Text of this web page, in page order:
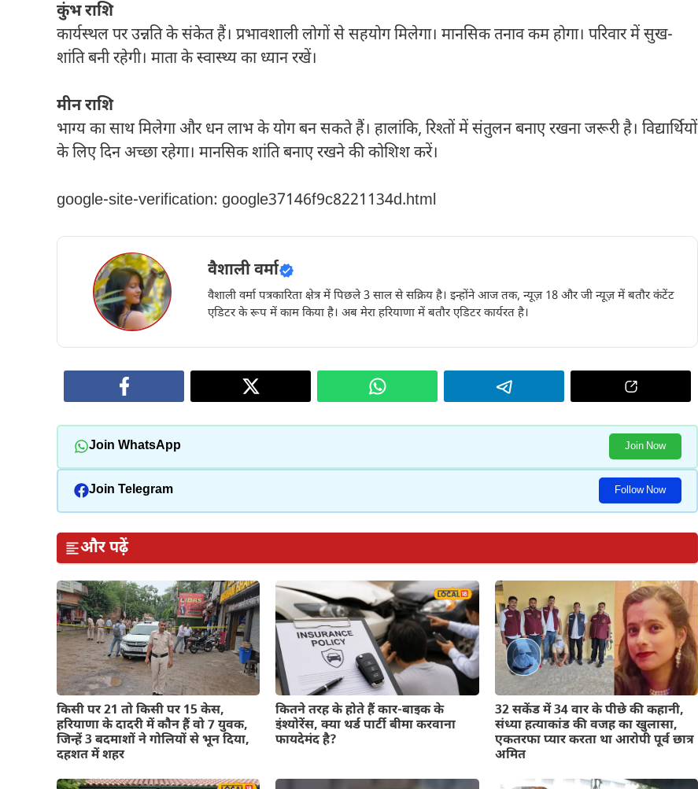
कुंभ राशि
कार्यस्थल पर उन्नति के संकेत हैं। प्रभावशाली लोगों से सहयोग मिलेगा। मानसिक तनाव कम होगा। परिवार में सुख-
शांति बनी रहेगी। माता के स्वास्थ्य का ध्यान रखें।
मीन राशि
भाग्य का साथ मिलेगा और धन लाभ के योग बन सकते हैं। हालांकि, रिश्तों में संतुलन बनाए रखना जरूरी है। विद्यार्थियों
के लिए दिन अच्छा रहेगा। मानसिक शांति बनाए रखने की कोशिश करें।
google-site-verification: google37146f9c8221134d.html
वैशाली वर्मा
वैशाली वर्मा पत्रकारिता क्षेत्र में पिछले 3 साल से सक्रिय है। इन्होंने आज तक, न्यूज़ 18 और जी न्यूज़ में बतौर कंटेंट
एडिटर के रूप में काम किया है। अब मेरा हरियाणा में बतौर एडिटर कार्यरत है।
Join WhatsApp Join Now
Join Telegram Follow Now
और पढ़ें
किसी पर 21 तो किसी पर 15 केस,
हरियाणा के दादरी में कौन हैं वो 7 युवक,
जिन्हें 3 बदमाशों ने गोलियों से भून दिया,
दहशत में शहर
कितने तरह के होते हैं कार-बाइक के
इंश्योरेंस, क्या थर्ड पार्टी बीमा करवाना
फायदेमंद है?
32 सकेंड में 34 वार के पीछे की कहानी,
संध्या हत्याकांड की वजह का खुलासा,
एकतरफा प्यार करता था आरोपी पूर्व छात्र
अमित